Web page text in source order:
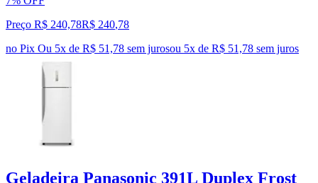
Preço R$ 240,78R$ 240,78
no Pix Ou 5x de R$ 51,78 sem jurosou 5x de R$ 51,78 sem juros
Geladeira Panasonic 391L Duplex Frost